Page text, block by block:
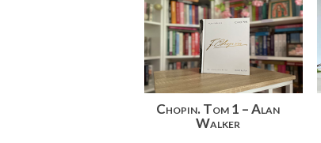
Chopin. Tom 1 – Alan
Walker